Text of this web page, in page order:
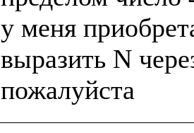
у меня
выразить N